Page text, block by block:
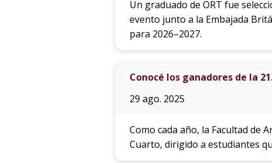
Un graduado de ORT fue
evento junto a la Embajada
para 2026–2027.
Conocé los ganadores de la
29 ago. 2025
Como cada año, la Facultad de
Cuarto, dirigido a estudiantes